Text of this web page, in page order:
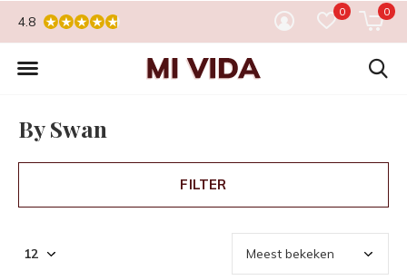
0 0
4.8
By Swan
FILTER